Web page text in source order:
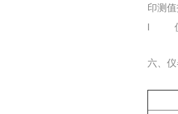
印测
l 仪器
六、